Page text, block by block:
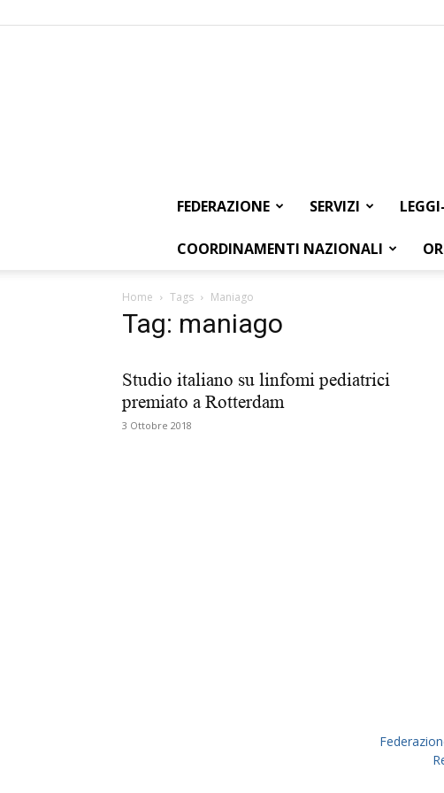
FEDERAZIONE SERVIZI
COORDINAMENTI NAZIONALI
Home Tags Maniago
Tag: maniago
Studio italiano su linfomi pediatrici
premiato a Rotterdam
3 Ottobre 2018